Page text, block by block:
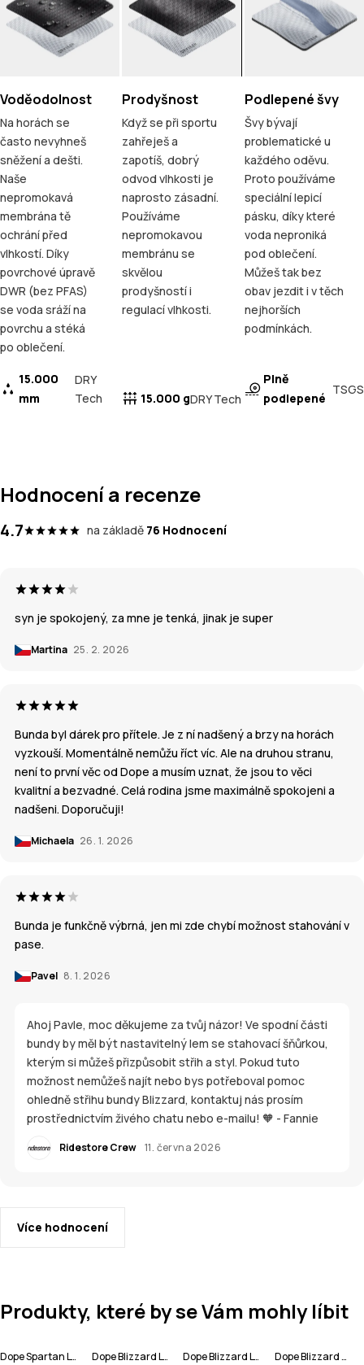
Voděodolnost
Na horách se
často nevyhneš
sněžení a dešti.
Naše
nepromokavá
membrána tě
ochrání před
vlhkostí. Díky
povrchové úpravě
DWR (bez PFAS)
se voda sráží na
povrchu a stéká
po oblečení.
15.000
mm
DRY
Tech
Prodyšnost
Když se při sportu
zahřeješ a
zapotíš, dobrý
odvod vlhkosti je
naprosto zásadní.
Používáme
nepromokavou
membránu se
skvělou
prodyšností i
regulací vlhkosti.
15.000 gDRY Tech
Podlepené švy
Švy bývají
problematické u
každého oděvu.
Proto používáme
speciální lepicí
pásku, díky které
voda neproniká
pod oblečení.
Můžeš tak bez
obav jezdit i v těch
nejhorších
podmínkách.
Plně
podlepené
TSGS
Hodnocení a recenze
4.7 na základě 76 Hodnocení
syn je spokojený, za mne je tenká, jinak je super
Martina 25. 2. 2026
Bunda byl dárek pro přítele. Je z ní nadšený a brzy na horách
vyzkouší. Momentálně nemůžu říct víc. Ale na druhou stranu,
není to první věc od Dope a musím uznat, že jsou to věci
kvalitní a bezvadné. Celá rodina jsme maximálně spokojeni a
nadšeni. Doporučuji!
Michaela 26. 1. 2026
Bunda je funkčně výbrná, jen mi zde chybí možnost stahování v
pase.
Pavel 8. 1. 2026
Ahoj Pavle, moc děkujeme za tvůj názor! Ve spodní části
bundy by měl být nastavitelný lem se stahovací šňůrkou,
kterým si můžeš přizpůsobit střih a styl. Pokud tuto
možnost nemůžeš najít nebo bys potřeboval pomoc
ohledně střihu bundy Blizzard, kontaktuj nás prosím
prostřednictvím živého chatu nebo e-mailu! 🧡 - Fannie
Ridestore Crew 11. června 2026
Více hodnocení
Produkty, které by se Vám mohly líbit
Dope Spartan Lyžařská Bunda Pánské
Dope Blizzard Lyžařská Bunda Pánské
Dope Blizzard Lyžařská Bunda Pánské
Dope Blizzard Kalhoty na Snowboard Pánské